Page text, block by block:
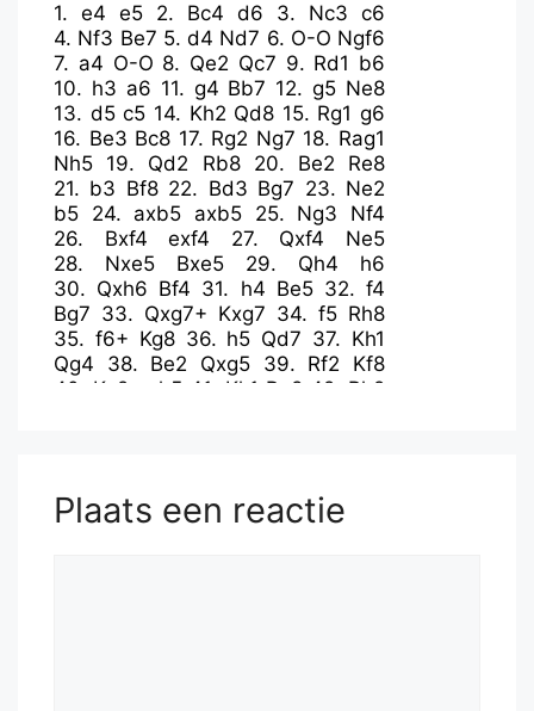
1. e4 e5 2. Bc4 d6 3. Nc3 c6
4. Nf3 Be7 5. d4 Nd7 6. O-O Ngf6
7. a4 O-O 8. Qe2 Qc7 9. Rd1 b6
10. h3 a6 11. g4 Bb7 12.g5 Ne8
13. d5 c5 14. Kh2 Qd8 15. Rg1 g6
16. Be3 Bc8 17. Rg2 Ng7 18. Rag1
Nh5 19. Qd2 Rb8 20. Be2
Re8
21. b3 Bf8 22. Bd3 Bg7 23. Ne2
b5 24. axb5 axb5 25. Ng3
Nf4
26. Bxf4 exf4 27. Qxf4
Ne5
28. Nxe5 Bxe5 29. Qh4
h6
30. Qxh6 Bf4 31. h4 Be5 32.f4
Bg7 33. Qxg7+ Kxg7 34. f5 Rh8
35. f6+ Kg8 36. h5 Qd7 37. Kh1
Qg4
38. Be2 Qxg5 39. Rf2
Kf8
40. Kg2 gxh5 41. Kh1 Rg8 42. Rh2
Plaats een reactie